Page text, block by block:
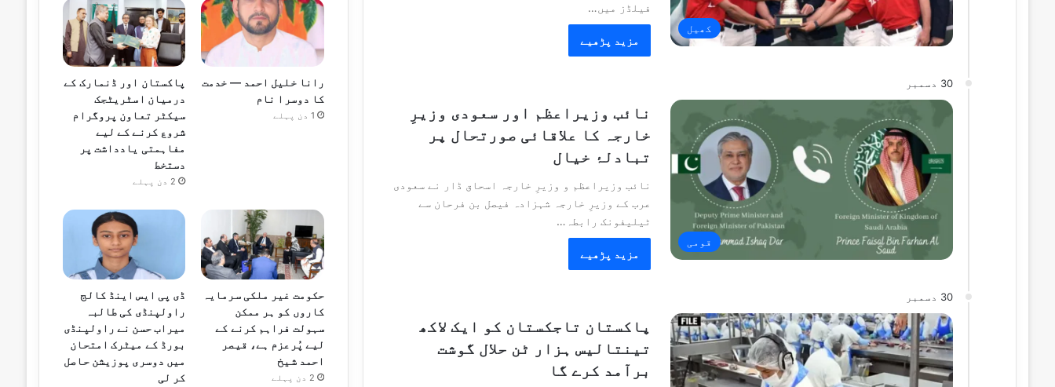
کھیل
فیلڈز میں…
مزید پڑھیے
30 دسمبر
قومی
نائب وزیراعظم اور سعودی وزیرِ
خارجہ کا علاقائی صورتحال پر
تبادلۂ خیال
نائب وزیراعظم و وزیرِ خارجہ اسحاق ڈار نے سعودی
عرب کے وزیرِ خارجہ شہزادہ فیصل بن فرحان سے
ٹیلیفونک رابطہ…
مزید پڑھیے
30 دسمبر
پاکستان تاجکستان کو ایک لاکھ
تینتالیس ہزار ٹن حلال گوشت
برآمد کرے گا
رانا خلیل احمد — خدمت
کا دوسرا نام
1 دن پہلے
پاکستان اور ڈنمارک کے
درمیان اسٹریٹجک
سیکٹر تعاون پروگرام
شروع کرنے کے لیے
مفاہمتی یادداشت پر
دستخط
2 دن پہلے
حکومت غیر ملکی سرمایہ
کاروں کو ہر ممکن
سہولت فراہم کرنے کے
لیے پُرعزم ہے، قیصر
احمد شیخ
2 دن پہلے
ڈی پی ایس اینڈ کالج
راولپنڈی کی طالبہ
میراب حسن نے راولپنڈی
بورڈ کے میٹرک امتحان
میں دوسری پوزیشن حاصل
کر لی